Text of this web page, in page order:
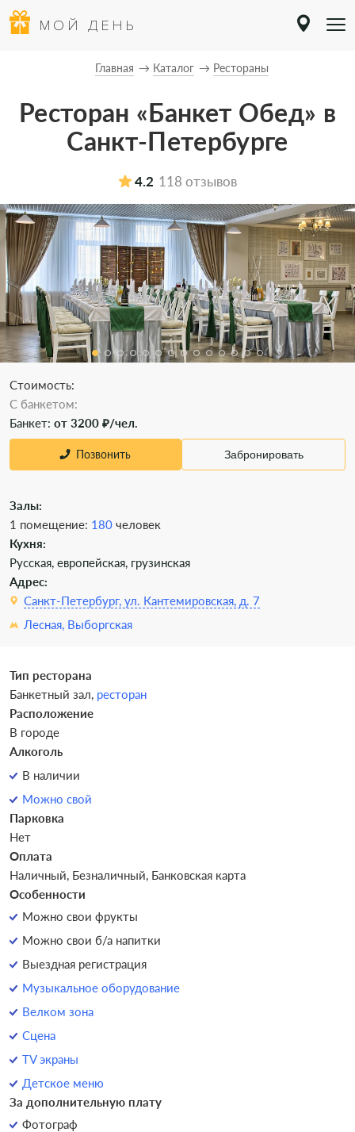
МОЙ ДЕНЬ
Главная Каталог Рестораны
Ресторан «Банкет Обед» в
Санкт-Петербурге
4.2 118 отзывов
Стоимость:
C банкетом:
Банкет: от 3200 ₽/чел.
Позвонить Забронировать
Залы:
1 помещение: 180 человек
Кухня:
Русская, европейская, грузинская
Адрес:
Санкт-Петербург, ул. Кантемировская, д. 7
Лесная, Выборгская
Тип ресторана
Банкетный зал, ресторан
Расположение
В городе
Алкоголь
В наличии
Можно свой
Парковка
Нет
Оплата
Наличный, Безналичный, Банковская карта
Особенности
Можно свои фрукты
Можно свои б/а напитки
Выездная регистрация
Музыкальное оборудование
Велком зона
Сцена
TV экраны
Детское меню
За дополнительную плату
Фотограф